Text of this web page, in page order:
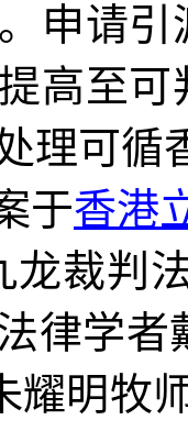
申请
高至可
理可循
于香港
龙裁判
律学者
耀明牧